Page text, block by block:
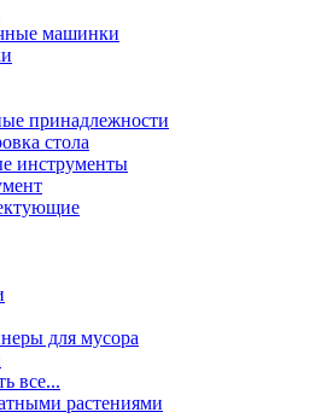
машинки
принадлежности
стола
инструменты
для мусора
все...
растениями